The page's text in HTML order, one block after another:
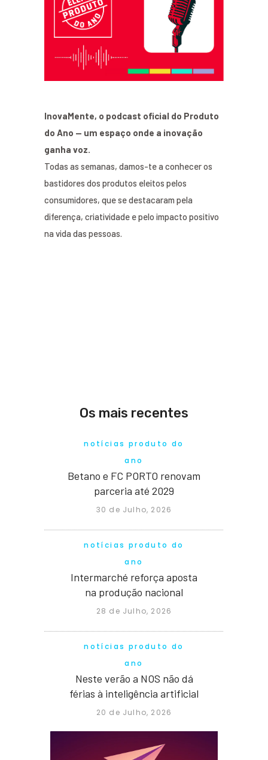
InovaMente, o podcast oficial do Produto
do Ano — um espaço onde a inovação
ganha voz.
Todas as semanas, damos-te a conhecer os
bastidores dos produtos eleitos pelos
consumidores, que se destacaram pela
diferença, criatividade e pelo impacto positivo
na vida das pessoas.
Os mais recentes
notícias produto do
ano
Betano e FC PORTO renovam
parceria até 2029
30 de Julho, 2026
notícias produto do
ano
Intermarché reforça aposta
na produção nacional
28 de Julho, 2026
notícias produto do
ano
Neste verão a NOS não dá
férias à inteligência artificial
20 de Julho, 2026